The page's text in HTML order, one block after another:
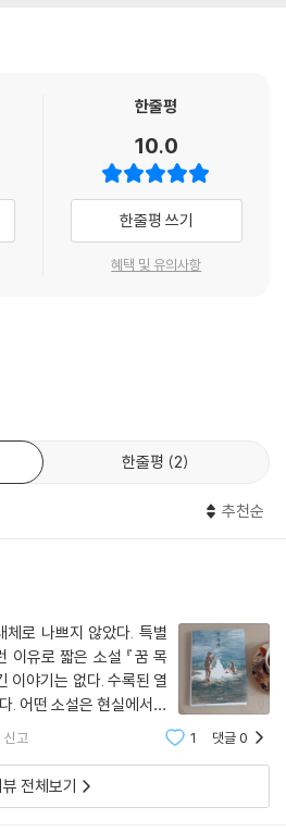
받고요. 몸과 정신이 따로따로라고 생
고 맙니다.”
이유 같은 건 없어.”
들으면서 미진은 생각했다. 인생은 장밋빛
니고 가시밭길이구나. 마냥 행복하지도
죽을 이유 같은 것은 없고 우리는 살아갈
가고 모든 것을 다 부쉈어. 그럼 혜주는
할 것이고 없어진 것이 뭣 뭣인지를 헤아
는지 눈치채지도 못할 것이다. 결국엔 아
것이고, 그건 실제와도 크게 다르지 않다.
씹는 일을 멈추더니 한참 웃었다. 치과에
배꼽이 두 개인 일은 그만 잊고 말았다. 배
가는 일에 비하면 한가한 소리에 불과했
서
었다. 인류가 더 이상 전통적 방식의 책을
단정하는(「사인」) 장면들도 이어진다.
어느 순간 꿈으로 이동했다 되돌아오고, 환
재의 자신과 관계를 새로이 인식하게 된
비현실의 공간이 아니라 일상에서 미처 알
게 드러내는 장치로 기능한다.
않는
를 바라보는 시선이 한층 섬세해졌다. 인
기 다른 감정의 속도와 기억의 온도를 유
의 리듬을 형성한다. 작가는 「지금의 날
자신으로 오해하자 스스로도 그렇게 믿
리를 탁월하게 묘사한다.
온 대답이 조금 의외여서 그 말은 계속 한
. 내가, 다른 사람이 아니라 바로 나라는
. _「지금의 날씨」에서
실의 관계를 재감각하는 인물들도 그려진
워하는 친구와 거리를 두려 하거나(「모래
정착했으나 현실의 벽 앞에 망연함을 느
꿈은 관계의 미묘한 틈과 심리적 긴장을 암
가며 삶을 바라보는 시선의 폭이 점차 확
한줄평
10.0
한줄평 쓰기
혜택 및 유의사항
한줄평 2
추천순
체로 나쁘지 않았다. 특별
이유로 짧은 소설 『꿈 목
이야기는 없다. 수록된 열
. 어떤 소설은 현실에서는
설은 꿈이라 믿고 싶은 현
작
신고 1 댓글0
전체보기